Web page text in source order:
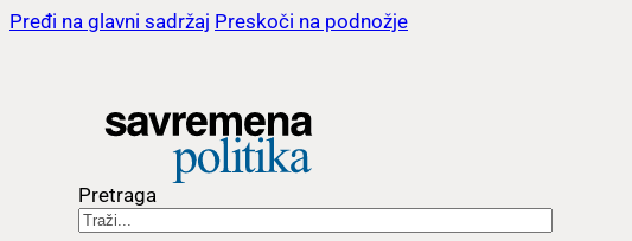
Pređi na glavni sadržaj Preskoči na podnožje
Pretraga